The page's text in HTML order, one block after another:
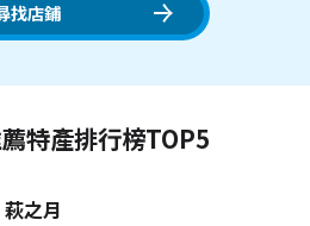
找店鋪
特產排行榜TOP5
萩之月